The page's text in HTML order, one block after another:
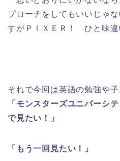
プローチをしてもいいじゃ
すがＰＩＸＥＲ！ ひと味違
それで今回は英語の勉強や
「モンスターズユニバーシ
で見たい！」
「もう一回見たい！」